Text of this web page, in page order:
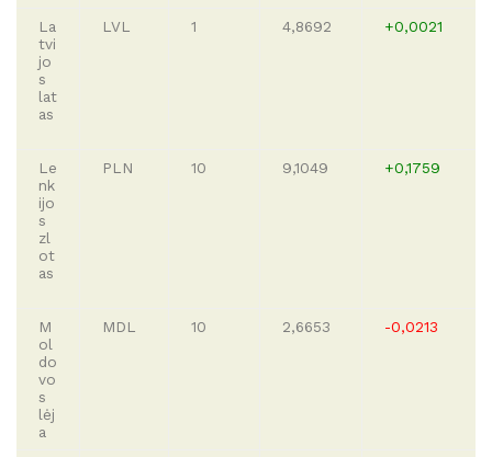
La
tvi
jo
s
lat
as
LVL 1 4,8692 +0,0021
Le
nk
ijo
s
zl
ot
as
PLN 10 9,1049 +0,1759
M
ol
do
vo
s
lėj
a
MDL 10 2,6653 -0,0213